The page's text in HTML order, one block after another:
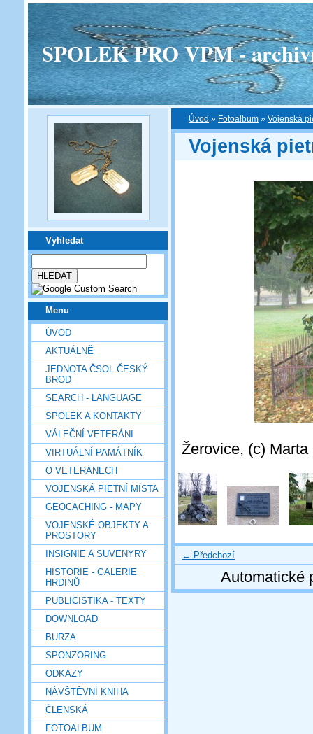
SPOLEK PRO VPM -
Vyhledat
Menu
ÚVOD
AKTUÁLNĚ
JEDNOTA ČSOL ČESKÝ
BROD
SEARCH - LANGUAGE
SPOLEK A KONTAKTY
VÁLEČNÍ VETERÁNI
VIRTUÁLNÍ PAMÁTNÍK
O VETERÁNECH
VOJENSKÁ PIETNÍ MÍSTA
GEOCACHING - MAPY
VOJENSKÉ OBJEKTY A
PROSTORY
INSIGNIE A SUVENYRY
HISTORIE - GALERIE
HRDINŮ
PUBLICISTIKA - TEXTY
DOWNLOAD
BURZA
SPONZORING
ODKAZY
NÁVŠTĚVNÍ KNIHA
ČLENSKÁ
FOTOALBUM
Úvod » Fotoalbum » Vojenská
Vojenská
Žerovice, (c)
← Předchozí
Automatické